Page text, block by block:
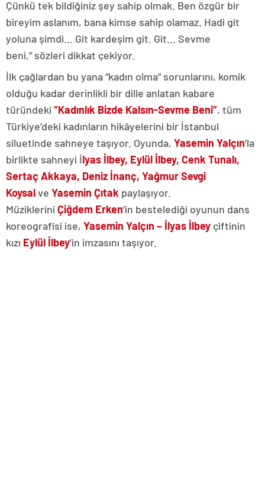
Çünkü tek bildiğiniz şey sahip olmak. Ben özgür bir
bireyim aslanım, bana kimse sahip olamaz. Hadi git
yoluna şimdi… Git kardeşim git. Git… Sevme
beni,” sözleri dikkat çekiyor.
İlk çağlardan bu yana “kadın olma” sorunlarını, komik
olduğu kadar derinlikli bir dille anlatan kabare
türündeki “Kadınlık Bizde Kalsın-Sevme Beni”, tüm
Türkiye’deki kadınların hikâyelerini bir İstanbul
siluetinde sahneye taşıyor. Oyunda, Yasemin Yalçın’la
birlikte sahneyi İlyas İlbey, Eylül İlbey, Cenk Tunalı,
Sertaç Akkaya, Deniz İnanç, Yağmur Sevgi
Koysalve Yasemin Çıtak paylaşıyor.
Müziklerini Çiğdem Erken’in bestelediği oyunun dans
koreografisi ise, Yasemin Yalçın – İlyas İlbey çiftinin
kızı Eylül İlbey’in imzasını taşıyor.